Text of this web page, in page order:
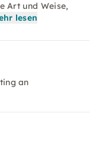
Art und Weise,
lesen
an